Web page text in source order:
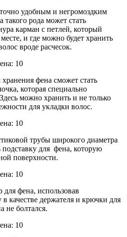
удобным и негромоздким
такого рода может стать
карман с петлей, который
и где можно будет хранить
вроде расчесок.
фена сможет стать
которая специально
можно хранить и не только
для укладки волос.
трубы широкого диаметра
подставку для фена, которую
поверхности.
для фена, использовав
качестве держателя и крючки для
не болтался.